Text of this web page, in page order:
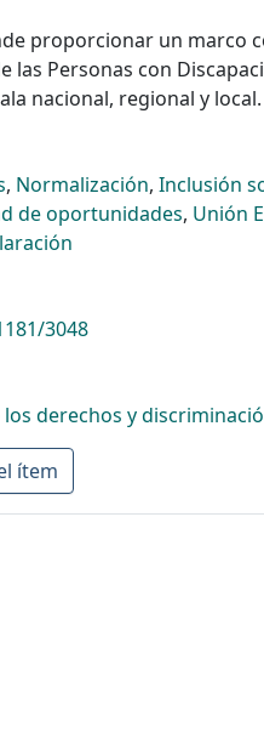
proporcionar un marco
las Personas con
nacional, regional y local.
, Normalización, Inclusión
de oportunidades, Unión
3048
derechos y
ítem